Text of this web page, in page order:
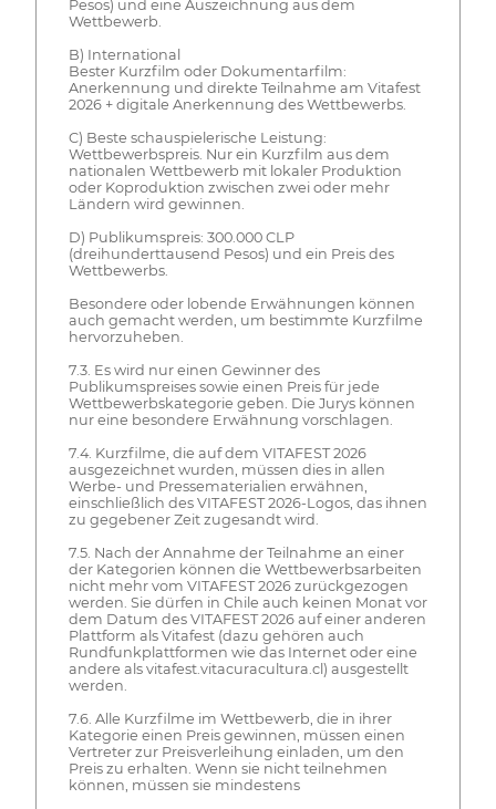
Pesos) und eine Auszeichnung aus dem
Wettbewerb.
B) International
Bester Kurzfilm oder Dokumentarfilm:
Anerkennung und direkte Teilnahme am Vitafest
2026 + digitale Anerkennung des Wettbewerbs.
C) Beste schauspielerische Leistung:
Wettbewerbspreis. Nur ein Kurzfilm aus dem
nationalen Wettbewerb mit lokaler Produktion
oder Koproduktion zwischen zwei oder mehr
Ländern wird gewinnen.
D) Publikumspreis: 300.000 CLP
(dreihunderttausend Pesos) und ein Preis des
Wettbewerbs.
Besondere oder lobende Erwähnungen können
auch gemacht werden, um bestimmte Kurzfilme
hervorzuheben.
7.3. Es wird nur einen Gewinner des
Publikumspreises sowie einen Preis für jede
Wettbewerbskategorie geben. Die Jurys können
nur eine besondere Erwähnung vorschlagen.
7.4. Kurzfilme, die auf dem VITAFEST 2026
ausgezeichnet wurden, müssen dies in allen
Werbe- und Pressematerialien erwähnen,
einschließlich des VITAFEST 2026-Logos, das ihnen
zu gegebener Zeit zugesandt wird.
7.5. Nach der Annahme der Teilnahme an einer
der Kategorien können die Wettbewerbsarbeiten
nicht mehr vom VITAFEST 2026 zurückgezogen
werden. Sie dürfen in Chile auch keinen Monat vor
dem Datum des VITAFEST 2026 auf einer anderen
Plattform als Vitafest (dazu gehören auch
Rundfunkplattformen wie das Internet oder eine
andere als vitafest.vitacuracultura.cl) ausgestellt
werden.
7.6. Alle Kurzfilme im Wettbewerb, die in ihrer
Kategorie einen Preis gewinnen, müssen einen
Vertreter zur Preisverleihung einladen, um den
Preis zu erhalten. Wenn sie nicht teilnehmen
können, müssen sie mindestens